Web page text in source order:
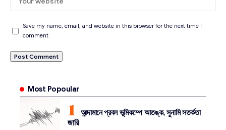
Save my name, email, and website in this browser for the next time I
comment.
Most Popoular
আন্দামানে প্রবল ভূমিকম্পে আতঙ্ক, সুনামি সতর্কতা
জারি